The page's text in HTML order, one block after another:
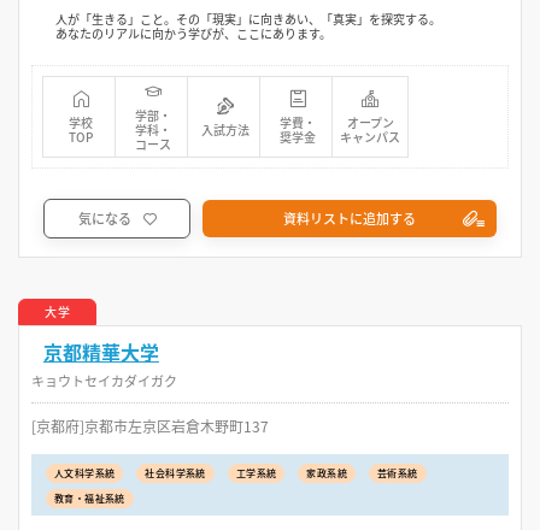
人が「生きる」こと。その「現実」に向きあい、「真実」を探究する。
あなたのリアルに向かう学びが、ここにあります。
学校
TOP
学部・
学科・
コース
入試方法
学費・
奨学金
オープン
キャンパス
気になる 資料リストに追加する
大学
京都精華大学
キョウトセイカダイガク
[京都府]京都市左京区岩倉木野町137
人文科学系統 社会科学系統 工学系統 家政系統
芸術系統
教育・福祉系統